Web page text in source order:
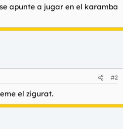
apunte a jugar en el karamba
#2
el zigurat.